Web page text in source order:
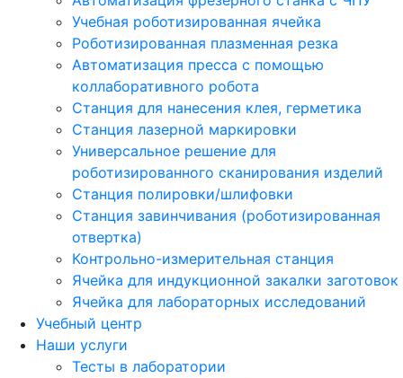
Учебная роботизированная ячейка
Роботизированная плазменная резка
Автоматизация пресса с помощью
коллаборативного робота
Станция для нанесения клея, герметика
Станция лазерной маркировки
Универсальное решение для
роботизированного сканирования изделий
Станция полировки/шлифовки
Станция завинчивания (роботизированная
отвертка)
Контрольно-измерительная станция
Ячейка для индукционной закалки заготовок
Ячейка для лабораторных исследований
Учебный центр
Наши услуги
Тесты в лаборатории